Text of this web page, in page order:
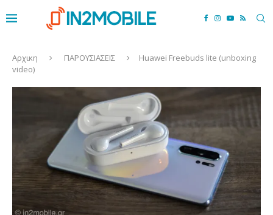
Αρχικη ΠΑΡΟΥΣΙΑΣΕΙΣ
Huawei Freebuds lite (unboxing
video)